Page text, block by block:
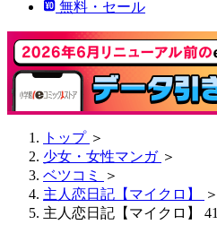
無料・セール
トップ ＞
少女・女性マンガ ＞
ベツコミ
＞
主人恋日記【マイクロ】
＞
主人恋日記【マイクロ】 41